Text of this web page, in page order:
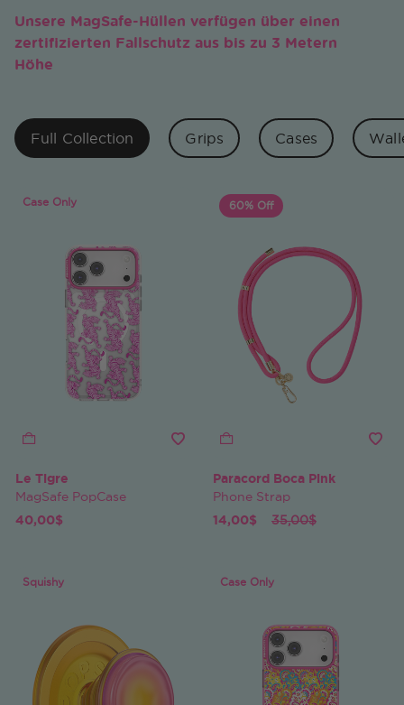
Unsere MagSafe-Hüllen verfügen über einen
zertifizierten Fallschutz aus bis zu 3 Metern
Höhe
Full Collection Grips Cases
Case Only
Le Tigre
MagSafe PopCase
40,00$
60% Off
Paracord Boca Pink
Phone Strap
Price reduced from
35,00$to
14,00$
Squishy Case Only